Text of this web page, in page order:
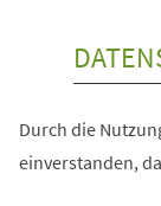
Durch die
einverstanden,